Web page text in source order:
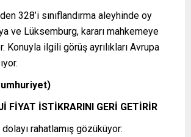
328’i sınıflandırma aleyhinde oy
ve Lüksemburg, kararı mahkemeye
Konuyla ilgili görüş ayrılıkları Avrupa
FİYAT İSTİKRARINI GERİ GETİRİR
rahatlamış gözüküyor: